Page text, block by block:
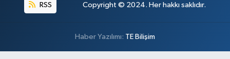
RSS Copyright © 2024. Her hakkı saklıdır.
Haber Yazılımı: TE Bilişim